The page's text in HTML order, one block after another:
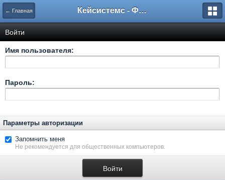
← Главная Кейсистемс - Форумы
Войти
Имя пользователя:
Пароль:
Параметры авторизации
Запомнить меня
Не рекомендуется для общественных компьютеров.